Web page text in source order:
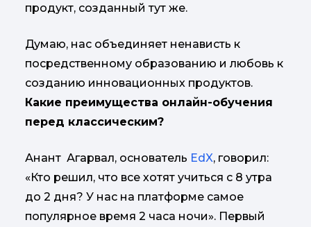
продукт, созданный тут же.
Думаю, нас объединяет ненависть к
посредственному образованию и любовь к
созданию инновационных продуктов.
Какие преимущества онлайн-обучения
перед классическим?
Анант Агарвал, основатель EdX, говорил:
«Кто решил, что все хотят учиться с 8 утра
до 2 дня? У нас на платформе самое
популярное время 2 часа ночи». Первый